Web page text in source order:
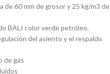
de 60 mm de grosor y 25 kg/m3 de
BALI color verde petróleo.
del asiento y el respaldo
de gas